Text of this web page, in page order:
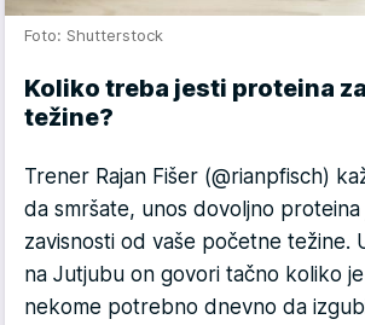
Foto: Shutterstock
Koliko treba jesti proteina
težine?
Trener Rajan Fišer (@rianpfisch)
da smršate, unos dovoljno
zavisnosti od vaše početne težine.
na Jutjubu on govori tačno koliko
nekome potrebno dnevno da